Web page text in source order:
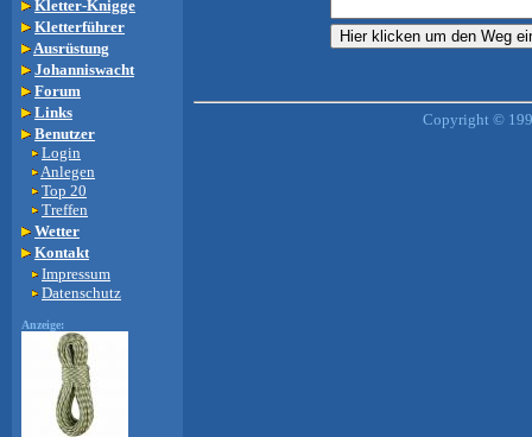
Kletter-Knigge
Kletterführer
Ausrüstung
Johanniswacht
Forum
Links
Benutzer
Login
Anlegen
Top 20
Treffen
Wetter
Kontakt
Impressum
Datenschutz
Anzeige:
Copyright ©